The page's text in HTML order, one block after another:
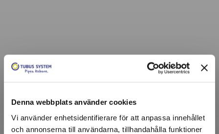
Denna webbplats använder cookies
Vi använder enhetsidentifierare för att anpassa innehållet
och annonserna till användarna, tillhandahålla funktioner